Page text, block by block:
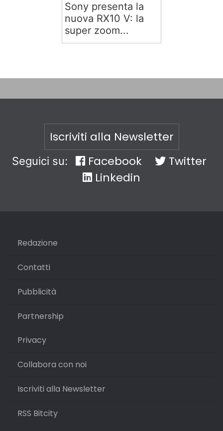
Sony presenta la
nuova RX10 V: la
super zoom...
Iscriviti alla Newsletter
Seguici su: Facebook
Twitter
Linkedin
Redazione
Contatti
Pubblicità
Partnership
Privacy
Collabora con noi
Iscriviti alla Newsletter
RSS Bitcity